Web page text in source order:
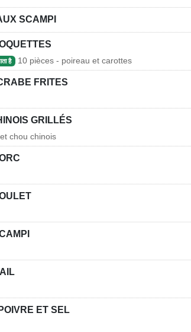
SCAMPI
है 10 pièces - poireau et carottes
FRITES
GRILLÉS
chou chinois
ET SEL